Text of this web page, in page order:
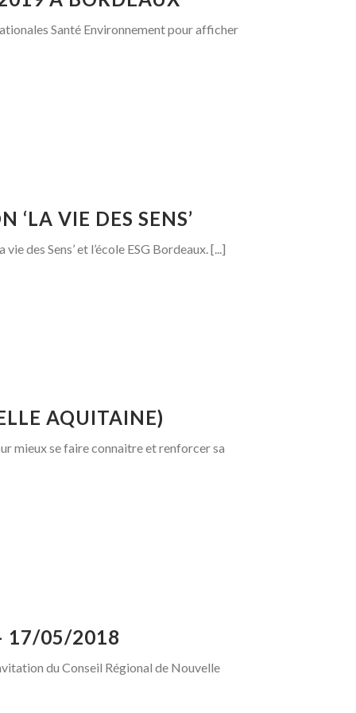
Santé Environnement pour afficher
‘LA VIE DES SENS’
des Sens’ et l’école ESG Bordeaux. [...]
AQUITAINE)
mieux se faire connaitre et renforcer sa
17/05/2018
du Conseil Régional de Nouvelle